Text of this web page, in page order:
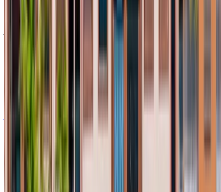
رينو كليو 2023
مطار أغادير الدولي, أغادير
6000 كيلومتر